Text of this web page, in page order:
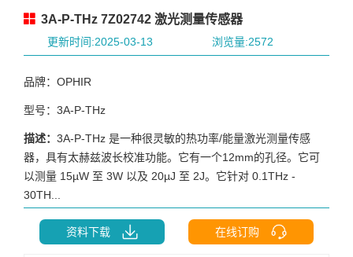
3A-P-THz 7Z02742 激光测量传感器
更新时间:2025-03-13 浏览量:2572
品牌：OPHIR
型号：3A-P-THz
描述： 3A-P-THz 是一种很灵敏的热功率/能量激光测量传感
器，具有太赫兹波长校准功能。它有一个12mm的孔径。它可
以测量 15µW 至 3W 以及 20µJ 至 2J。它针对 0.1THz -
30TH...
资料下载 在线订购